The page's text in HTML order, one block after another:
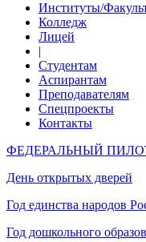
Институты/
Колледж
Лицей
|
Студентам
Аспирантам
Преподавателям
Спецпроекты
Контакты
ФЕДЕРАЛЬНЫЙ
День открытых дверей
Год единства народов
Год дошкольного